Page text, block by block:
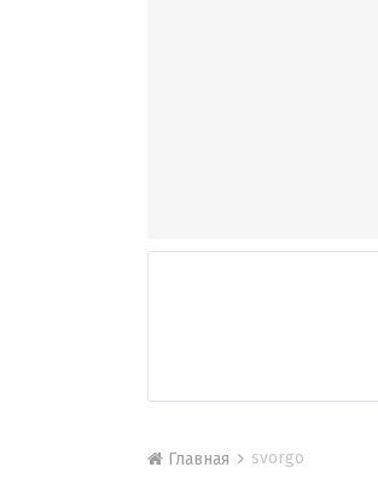
Главная svorgo